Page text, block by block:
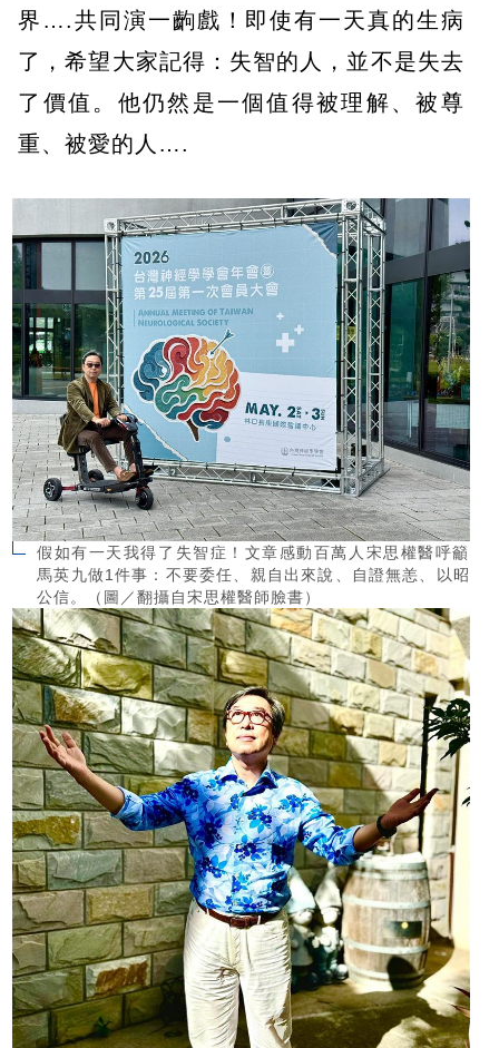
界….共同演一齣戲！即使有一天真的生病
了，希望大家記得：失智的人，並不是失去
了價值。他仍然是一個值得被理解、被尊
重、被愛的人….
假如有一天我得了失智症！文章感動百萬人宋思權醫呼籲
馬英九做1件事：不要委任、親自出來說、自證無恙、以昭
公信。（圖／翻攝自宋思權醫師臉書）